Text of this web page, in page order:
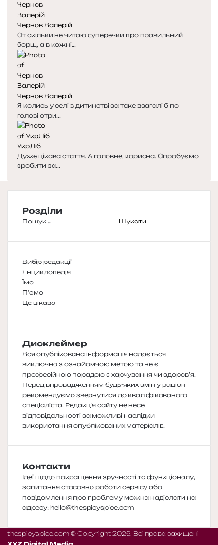
Чернов Валерій
От скільки не читаю суперечки про правильний
борщ, а в кожні...
Чернов Валерій
Я колись у селі в дитинстві за таке взагалі б по
голові отри...
УкрЛіб
Дуже цікава стаття. А головне, корисна. Спробуємо
зробити за...
Розділи
Пошук:
Вибір редакції
Енциклопедія
Їмо
П'ємо
Це цікаво
Дисклеймер
Вся опублікована інформація надається
виключно з ознайомчою метою та не є
професійною порадою з харчування чи здоров’я.
Перед впровадженням будь-яких змін у раціон
рекомендуємо звернутися до кваліфікованого
спеціаліста. Редакція сайту не несе
відповідальності за можливі наслідки
використання опублікованих матеріалів.
Контакти
Ідеї щодо покращення зручності та функціоналу,
запитання стосовно роботи сервісу або
повідомлення про проблему можна надіслати на
адресу: hello@thespicyspice.com
thespicyspice.com © Copyright 2026. Всі права захищені